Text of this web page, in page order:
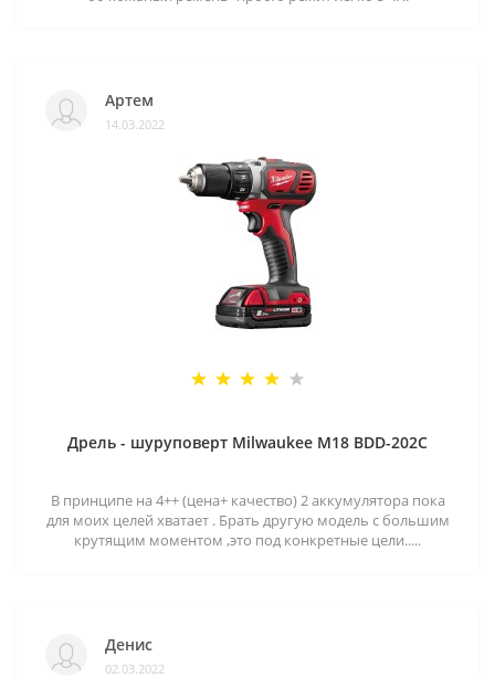
Артем
14.03.2022
Дрель - шуруповерт Milwaukee M18 BDD-202C
В принципе на 4++ (цена+ качество) 2 аккумулятора пока
для моих целей хватает . Брать другую модель с большим
крутящим моментом ,это под конкретные цели.....
Денис
02.03.2022